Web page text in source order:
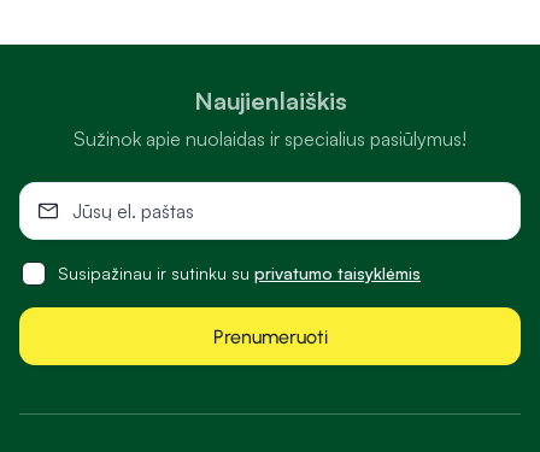
Naujienlaiškis
Sužinok apie nuolaidas ir specialius pasiūlymus!
Susipažinau ir sutinku su privatumo taisyklėmis
Prenumeruoti